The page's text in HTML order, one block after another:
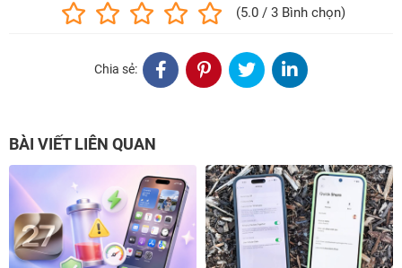
(5.0 / 3 Bình chọn)
Chia sẻ:
BÀI VIẾT LIÊN QUAN